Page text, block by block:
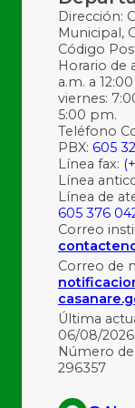
Dirección:
Municipal,
Código
Horario de
a.m. a
viernes:
5:00 pm.
Teléfono
PBX: 605
Línea fax:
Línea
Línea de
605 376
Correo
Correo de
Última
06/08/2026
Número de
296357